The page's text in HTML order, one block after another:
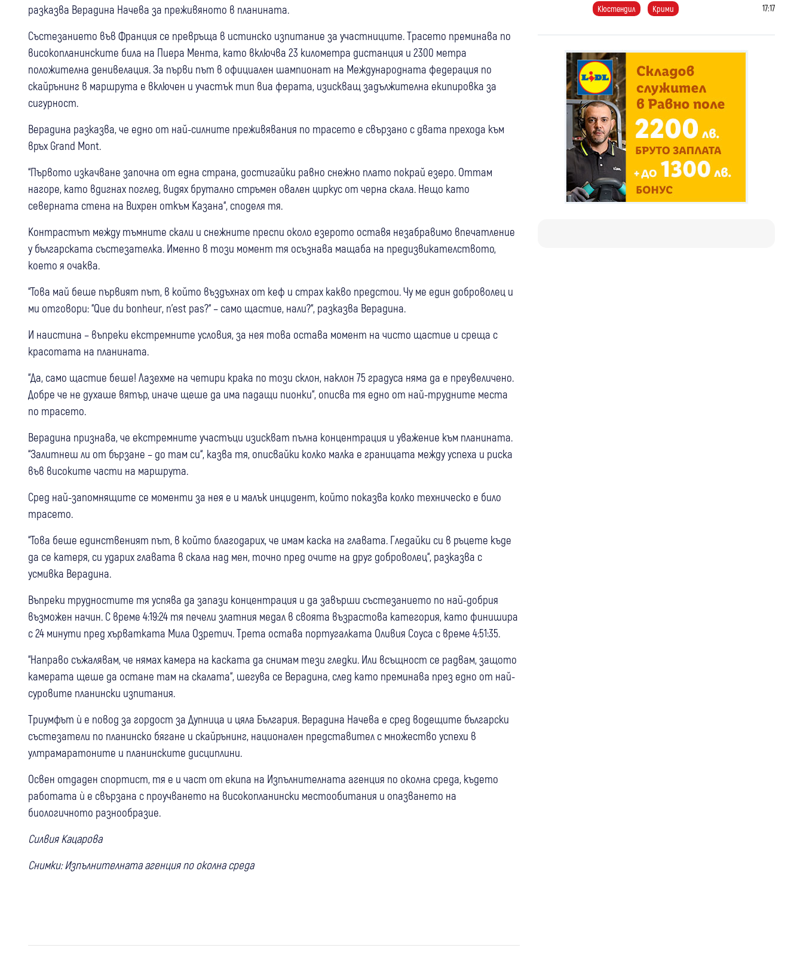
разказва Верадина Начева за преживяното в планината.
Състезанието във Франция се превръща в истинско изпитание за участниците. Трасето преминава по
високопланинските била на Пиера Мента, като включва 23 километра дистанция и 2300 метра
положителна денивелация. За първи път в официален шампионат на Международната федерация по
скайрънинг в маршрута е включен и участък тип виа ферата, изискващ задължителна екипировка за
сигурност.
Верадина разказва, че едно от най-силните преживявания по трасето е свързано с двата прехода към
връх Grand Mont.
“Първото изкачване започна от една страна, достигайки равно снежно плато покрай езеро. Оттам
нагоре, като вдигнах поглед, видях брутално стръмен овален циркус от черна скала. Нещо като
северната стена на Вихрен откъм Казана“, споделя тя.
Контрастът между тъмните скали и снежните преспи около езерото оставя незабравимо впечатление
у българската състезателка. Именно в този момент тя осъзнава мащаба на предизвикателството,
което я очаква.
“Това май беше първият път, в който въздъхнах от кеф и страх какво предстои. Чу ме един доброволец и
ми отговори: “Que du bonheur, n'est pas?“ – само щастие, нали?“, разказва Верадина.
И наистина – въпреки екстремните условия, за нея това остава момент на чисто щастие и среща с
красотата на планината.
“Да, само щастие беше! Лазехме на четири крака по този склон, наклон 75 градуса няма да е преувеличено.
Добре че не духаше вятър, иначе щеше да има падащи пионки“, описва тя едно от най-трудните места
по трасето.
Верадина признава, че екстремните участъци изискват пълна концентрация и уважение към планината.
“Залитнеш ли от бързане – до там си“, казва тя, описвайки колко малка е границата между успеха и риска
във високите части на маршрута.
Сред най-запомнящите се моменти за нея е и малък инцидент, който показва колко техническо е било
трасето.
“Това беше единственият път, в който благодарих, че имам каска на главата. Гледайки си в ръцете къде
да се катеря, си ударих главата в скала над мен, точно пред очите на друг доброволец“, разказва с
усмивка Верадина.
Въпреки трудностите тя успява да запази концентрация и да завърши състезанието по най-добрия
възможен начин. С време 4:19:24 тя печели златния медал в своята възрастова категория, като финишира
с 24 минути пред хърватката Мила Озретич. Трета остава португалката Оливия Соуса с време 4:51:35.
“Направо съжалявам, че нямах камера на каската да снимам тези гледки. Или всъщност се радвам, защото
камерата щеше да остане там на скалата“, шегува се Верадина, след като преминава през едно от най-
суровите планински изпитания.
Триумфът ѝ е повод за гордост за Дупница и цяла България. Верадина Начева е сред водещите български
състезатели по планинско бягане и скайрънинг, национален представител с множество успехи в
ултрамаратоните и планинските дисциплини.
Освен отдаден спортист, тя е и част от екипа на Изпълнителната агенция по околна среда, където
работата ѝ е свързана с проучването на високопланински местообитания и опазването на
биологичното разнообразие.
Силвия Кацарова
Снимки: Изпълнителната агенция по околна среда
Англия и ще защитава титлата си
Кюстендил Крими 17:17